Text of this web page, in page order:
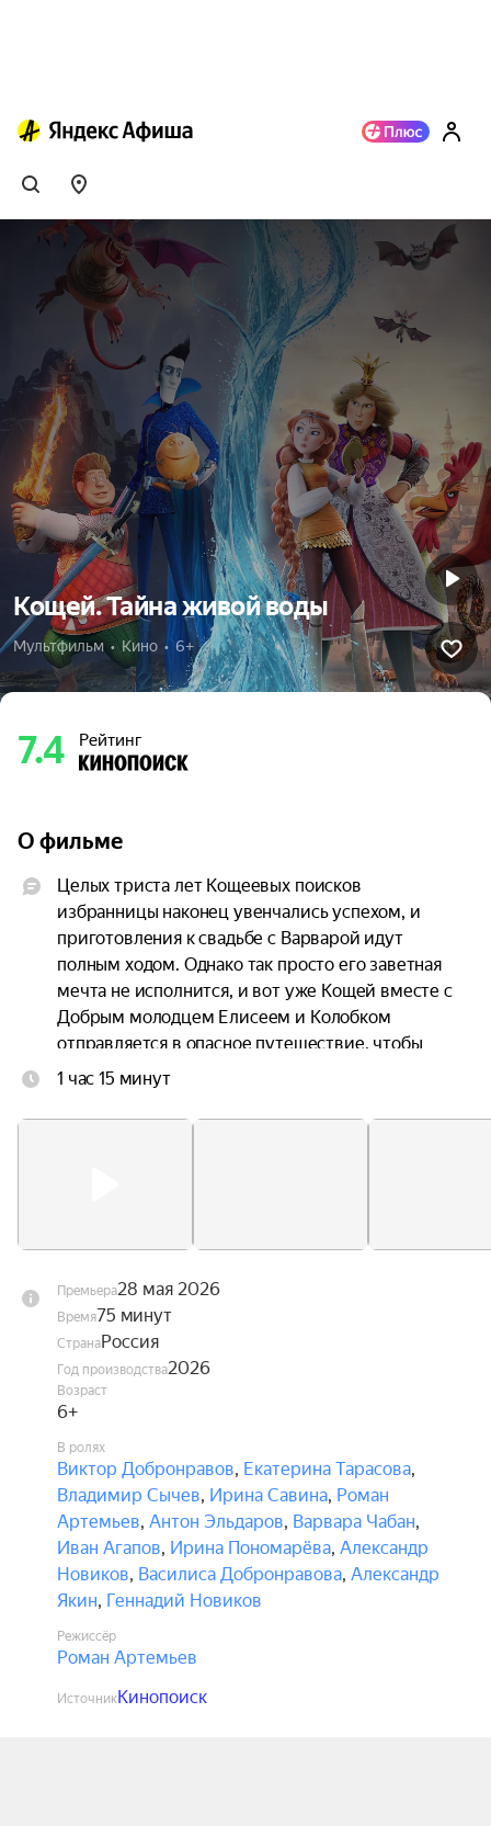
Кощей. Тайна живой воды
Мультфильм  •  Кино  •  6+
7.4 Рейтинг
О фильме
Целых триста лет Кощеевых поисков
избранницы наконец увенчались успехом, и
приготовления к свадьбе с Варварой идут
полным ходом. Однако так просто его заветная
мечта не исполнится, и вот уже Кощей вместе с
Добрым молодцем Елисеем и Колобком
отправляется в опасное путешествие, чтобы
спасти любимую.
1 час 15 минут
Премьера28 мая 2026
Время75 минут
СтранаРоссия
Год производства2026
Возраст
6+
В ролях
Виктор Добронравов, Екатерина Тарасова,
Владимир Сычев, Ирина Савина, Роман
Артемьев, Антон Эльдаров, Варвара Чабан,
Иван Агапов, Ирина Пономарёва, Александр
Новиков, Василиса Добронравова, Александр
Якин, Геннадий Новиков
Режиссёр
Роман Артемьев
ИсточникКинопоиск